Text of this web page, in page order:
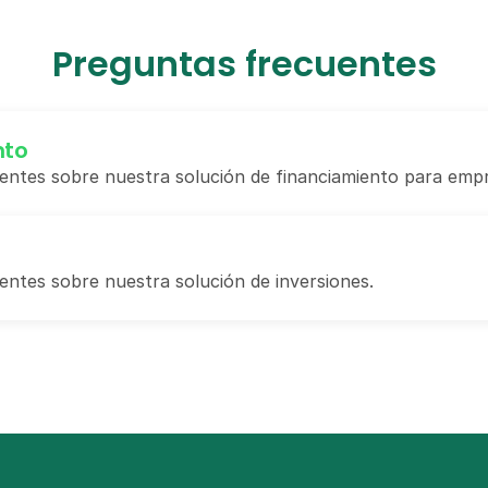
Preguntas frecuentes
sobre nuestra solución de financiamiento para
sobre nuestra solución de inversiones.